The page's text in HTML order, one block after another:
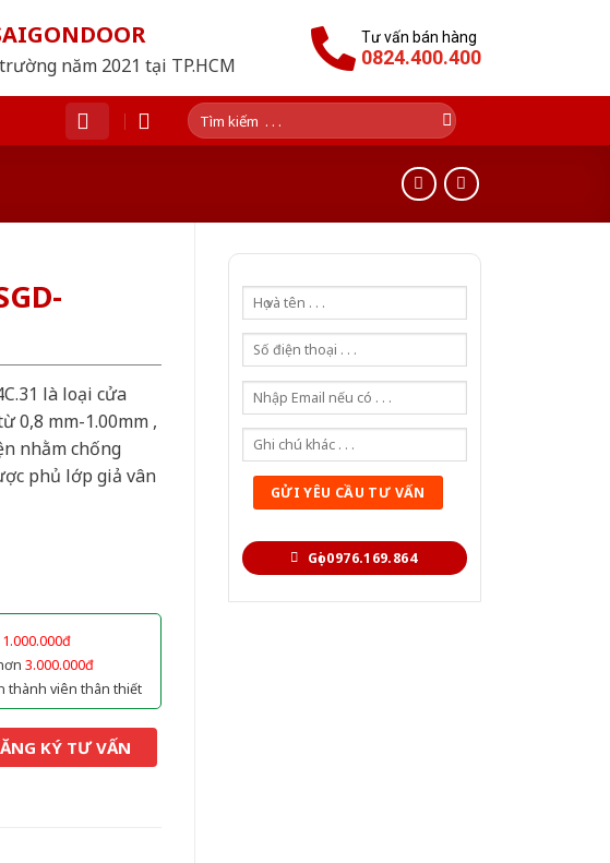
năm 2021 tại TP.HCM
Tư vấn bán hàng
0824.400.400
Tìm
kiếm:
Gọi 0976.169.864
là loại cửa
0,8 mm-1.00mm ,
nhằm chống
phủ lớp giả vân
1.000.000đ
3.000.000đ
thành viên thân thiết
KÝ TƯ VẤN